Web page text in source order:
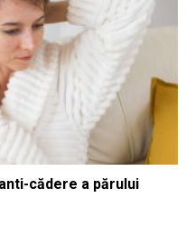
cădere a părului